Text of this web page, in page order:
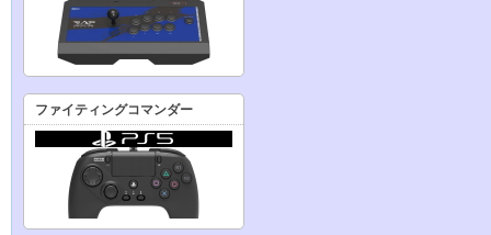
ファイティングコマンダー